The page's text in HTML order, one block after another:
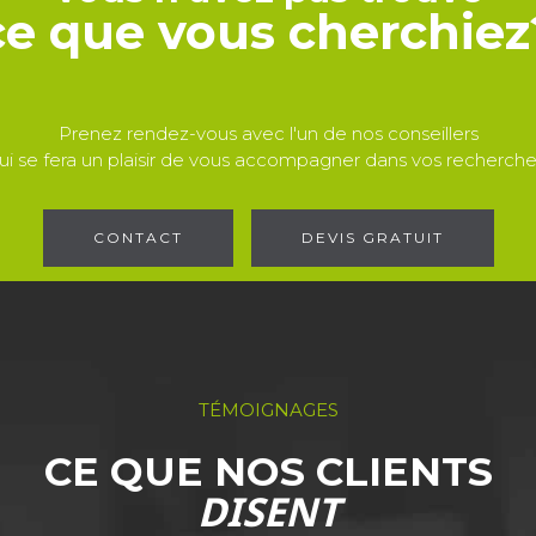
que vous
Prenez rendez-vous avec l'un de nos conseillers
se fera un plaisir de vous accompagner dans vos
CONTACT DEVIS GRATUIT
TÉMOIGNAGES
CE QUE NOS CLIENTS
DISENT